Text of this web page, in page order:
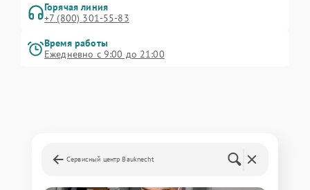
Горячая линия
+7 (800) 301-55-83
Время работы
Ежедневно с 9:00 до 21:00
Сервисный центр Bauknecht